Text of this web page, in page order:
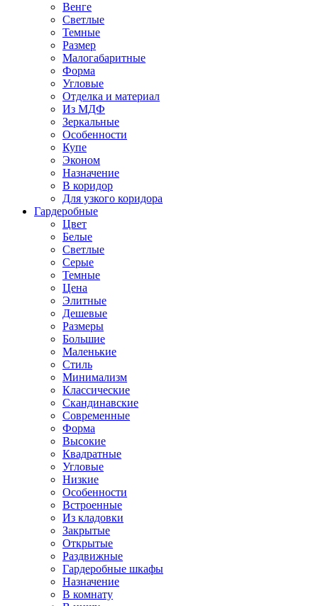
Венге
Светлые
Темные
Размер
Малогабаритные
Форма
Угловые
Отделка и материал
Из МДФ
Зеркальные
Особенности
Купе
Эконом
Назначение
В коридор
Для узкого коридора
Гардеробные
Цвет
Белые
Светлые
Серые
Темные
Цена
Элитные
Дешевые
Размеры
Большие
Маленькие
Стиль
Минимализм
Классические
Скандинавские
Современные
Форма
Высокие
Квадратные
Угловые
Низкие
Особенности
Встроенные
Из кладовки
Закрытые
Открытые
Раздвижные
Гардеробные шкафы
Назначение
В комнату